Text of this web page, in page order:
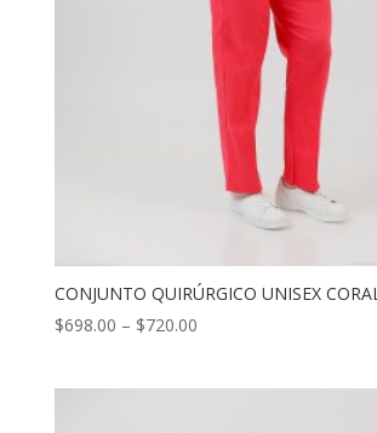
CONJUNTO QUIRÚRGICO UNISEX CORAL
$698.00 – $720.00